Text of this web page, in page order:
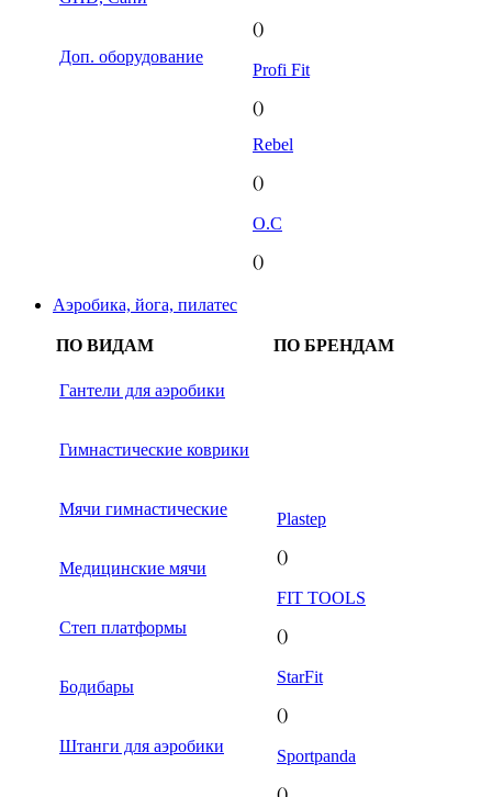
Доп. оборудование
()
Profi Fit
()
Rebel
()
O.C
()
Аэробика, йога, пилатес
ПО ВИДАМ ПО БРЕНДАМ
Гантели для аэробики
Гимнастические коврики
Мячи гимнастические
Медицинские мячи
Степ платформы
Бодибары
Штанги для аэробики
Plastep
()
FIT TOOLS
()
StarFit
()
Sportpanda
()